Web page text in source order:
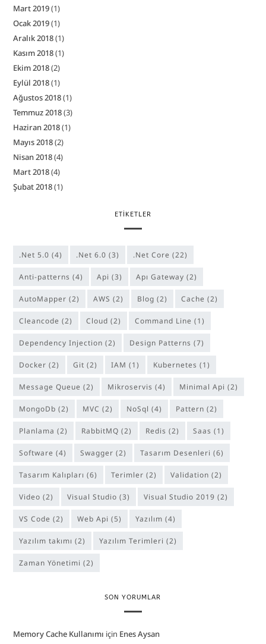
Mart 2019(1)
Ocak 2019(1)
Aralık 2018(1)
Kasım 2018(1)
Ekim 2018(2)
Eylül 2018(1)
Ağustos 2018(1)
Temmuz 2018(3)
Haziran 2018(1)
Mayıs 2018(2)
Nisan 2018(4)
Mart 2018(4)
Şubat 2018(1)
ETIKETLER
.Net 5.0 (4) .Net 6.0 (3) .Net Core (22)
anti-patterns (4) Api (3) Apı Gateway (2)
AutoMapper (2) AWS (2) Blog (2) Cache (2)
cleancode (2) Cloud (2) Command Line (1)
Dependency Injection (2) Design Patterns (7)
Docker (2) Git (2) IAM (1) Kubernetes (1)
Message Queue (2) Mikroservis (4) Minimal Api (2)
MongoDb (2) MVC (2) NoSql (4) Pattern (2)
Planlama (2) RabbitMQ (2) Redis (2) Saas (1)
software (4) Swagger (2) Tasarım Desenleri (6)
Tasarım Kalıpları (6) Terimler (2) Validation (2)
Video (2) Visual Studio (3) Visual Studio 2019 (2)
VS Code (2) Web Api (5) Yazılım (4)
yazılım takımı (2) Yazılım Terimleri (2)
Zaman Yönetimi (2)
SON YORUMLAR
Memory Cache Kullanımı için Enes Aysan